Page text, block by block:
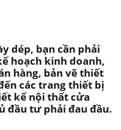
dép, bạn cần phải
hoạch kinh doanh,
hàng, bản vẽ thiết
các trang thiết bị
kế nội thất cửa
đầu tư phải đau đầu.